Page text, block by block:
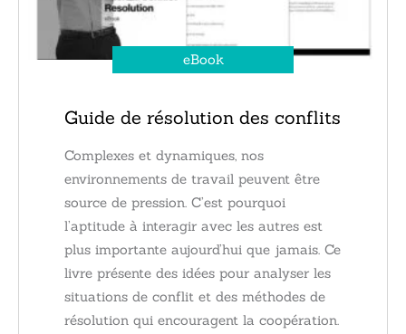
eBook
Guide de résolution des conflits
Complexes et dynamiques, nos
environnements de travail peuvent être
source de pression. C’est pourquoi
l’aptitude à interagir avec les autres est
plus importante aujourd’hui que jamais. Ce
livre présente des idées pour analyser les
situations de conflit et des méthodes de
résolution qui encouragent la coopération.